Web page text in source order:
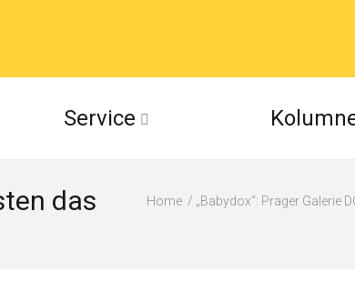
Service
das
Home „Babydox“: Prager Galerie